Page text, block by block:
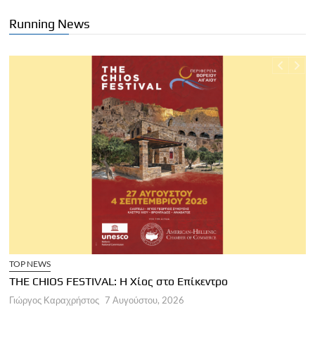
Running News
ΑΡΘΡΑ
Παγκόσμια Ημέρα Τουρισμού 2026